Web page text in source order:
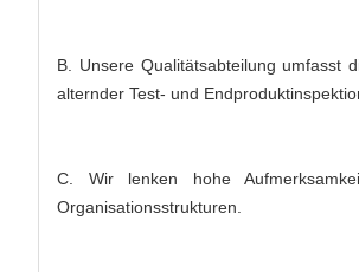
B. Unsere Qualitätsabteilung umfasst
alternder Test- und
C. Wir lenken hohe
Organisationsstrukturen.